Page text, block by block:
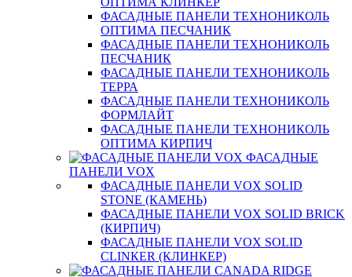
ФАСАДНЫЕ ПАНЕЛИ ТЕХНОНИКОЛЬ
ОПТИМА ПЕСЧАНИК
ФАСАДНЫЕ ПАНЕЛИ ТЕХНОНИКОЛЬ
ПЕСЧАНИК
ФАСАДНЫЕ ПАНЕЛИ ТЕХНОНИКОЛЬ
ТЕРРА
ФАСАДНЫЕ ПАНЕЛИ ТЕХНОНИКОЛЬ
ФОРМЛАЙТ
ФАСАДНЫЕ ПАНЕЛИ ТЕХНОНИКОЛЬ
ОПТИМА КИРПИЧ
ФАСАДНЫЕ
ПАНЕЛИ VOX
ФАСАДНЫЕ ПАНЕЛИ VOX SOLID
STONE (КАМЕНЬ)
ФАСАДНЫЕ ПАНЕЛИ VOX SOLID BRICK
(КИРПИЧ)
ФАСАДНЫЕ ПАНЕЛИ VOX SOLID
CLINКER (КЛИНКЕР)